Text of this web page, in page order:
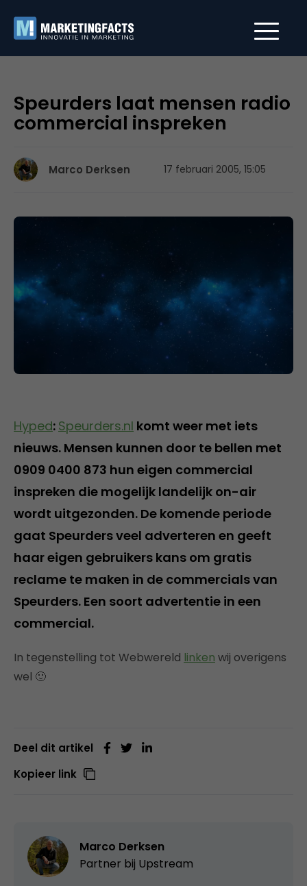
Speurders laat mensen radio
commercial inspreken
Marco Derksen 17 februari 2005, 15:05
Hyped: Speurders.nl komt weer met iets
nieuws. Mensen kunnen door te bellen met
0909 0400 873 hun eigen commercial
inspreken die mogelijk landelijk on-air
wordt uitgezonden. De komende periode
gaat Speurders veel adverteren en geeft
haar eigen gebruikers kans om gratis
reclame te maken in de commercials van
Speurders. Een soort advertentie in een
commercial.
In tegenstelling tot Webwereld linken wij overigens
wel 🙂
Deel dit artikel
Kopieer link
Marco Derksen
Partner bij Upstream